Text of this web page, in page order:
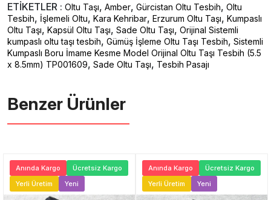
ETİKETLER : Oltu Taşı, Amber, Gürcistan Oltu Tesbih, Oltu
Tesbih, İşlemeli Oltu, Kara Kehribar, Erzurum Oltu Taşı, Kumpaslı
Oltu Taşı, Kapsül Oltu Taşı, Sade Oltu Taşı, Orijinal Sistemli
kumpaslı oltu taşı tesbih, Gümüş İşleme Oltu Taşı Tesbih, Sistemli
Kumpaslı Boru İmame Kesme Model Orijinal Oltu Taşı Tesbih (5.5
x 8.5mm) TP001609, Sade Oltu Taşı, Tesbih Pasajı
Benzer Ürünler ️
Anında Kargo
Ücretsiz Kargo
Yerli Üretim
Yeni
Anında Kargo
Ücretsiz Kargo
Yerli Üretim
Yeni